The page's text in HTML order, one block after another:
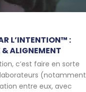
L’INTENTION™ :
& ALIGNEMENT
c’est faire en sorte
(notamment
entre eux, avec